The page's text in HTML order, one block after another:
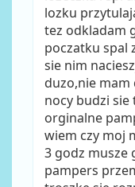
lozku
tez odkladam
poczatku spal
sie nim
duzo,nie mam
nocy budzi sie
orginalne
wiem czy moj
3 godz musze
pampers